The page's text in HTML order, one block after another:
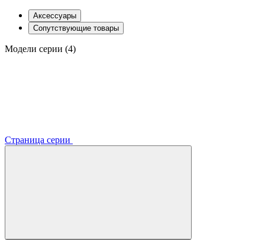
Аксессуары
Сопутствующие товары
Модели серии (4)
Страница серии